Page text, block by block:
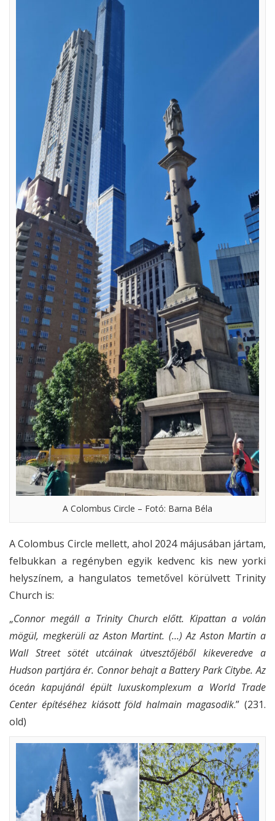
A Colombus Circle – Fotó: Barna Béla
A Colombus Circle mellett, ahol 2024 májusában jártam,
felbukkan a regényben egyik kedvenc kis new yorki
helyszínem, a hangulatos temetővel körülvett Trinity
Church is:
„Connor megáll a Trinity Church előtt. Kipattan a volán
mögül, megkerüli az Aston Martint. (…) Az Aston Martin a
Wall Street sötét utcáinak útvesztőjéből kikeveredve a
Hudson partjára ér. Connor behajt a Battery Park Citybe. Az
óceán kapujánál épült luxuskomplexum a World Trade
Center építéséhez kiásott föld halmain magasodik.” (231.
old)